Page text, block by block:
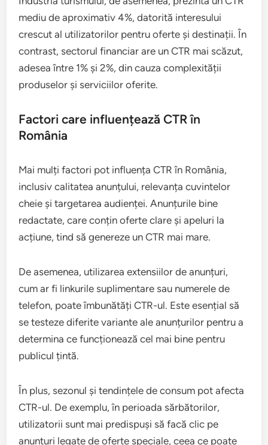
mediu de aproximativ 4%, datorită interesului
crescut al utilizatorilor pentru oferte și destinații. În
contrast, sectorul financiar are un CTR mai scăzut,
adesea între 1% și 2%, din cauza complexității
produselor și serviciilor oferite.
Factori care influențează CTR în
România
Mai mulți factori pot influența CTR în România,
inclusiv calitatea anunțului, relevanța cuvintelor
cheie și targetarea audienței. Anunțurile bine
redactate, care conțin oferte clare și apeluri la
acțiune, tind să genereze un CTR mai mare.
De asemenea, utilizarea extensiilor de anunțuri,
cum ar fi linkurile suplimentare sau numerele de
telefon, poate îmbunătăți CTR-ul. Este esențial să
se testeze diferite variante ale anunțurilor pentru a
determina ce funcționează cel mai bine pentru
publicul țintă.
În plus, sezonul și tendințele de consum pot afecta
CTR-ul. De exemplu, în perioada sărbătorilor,
utilizatorii sunt mai predispuși să facă clic pe
anunțuri legate de oferte speciale, ceea ce poate